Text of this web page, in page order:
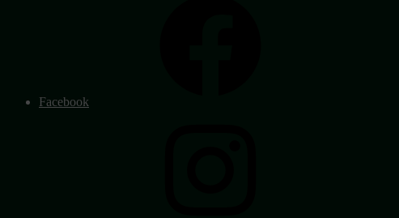
Facebook